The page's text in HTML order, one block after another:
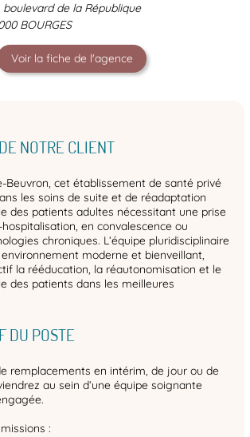
boulevard de la République
BOURGES
Voir la fiche de l'agence
NOTRE CLIENT
Beuvron, cet établissement de santé privé
les soins de suite et de réadaptation
des patients adultes nécessitant une prise
en convalescence ou
chroniques. L’équipe pluridisciplinaire
moderne et bienveillant,
la rééducation, la réautonomisation et le
des patients dans les meilleures
DU POSTE
remplacements en intérim, de jour ou de
au sein d’une équipe soignante
: